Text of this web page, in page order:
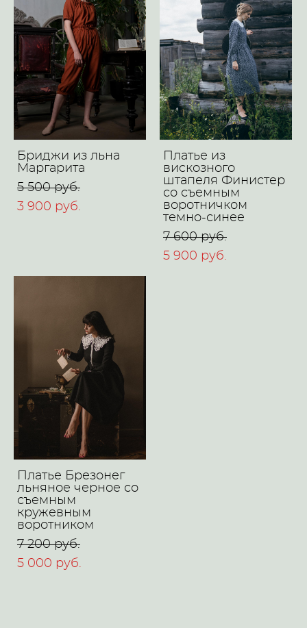
Бриджи из льна
Маргарита
5 500 pуб.
3 900 pуб.
Платье из
вискозного
штапеля Финистер
со съемным
воротничком
темно-синее
7 600 pуб.
5 900 pуб.
Платье Брезонег
льняное черное со
съемным
кружевным
воротником
7 200 pуб.
5 000 pуб.